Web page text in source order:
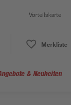
Vorteilskarte
Merkliste
& Neuheiten